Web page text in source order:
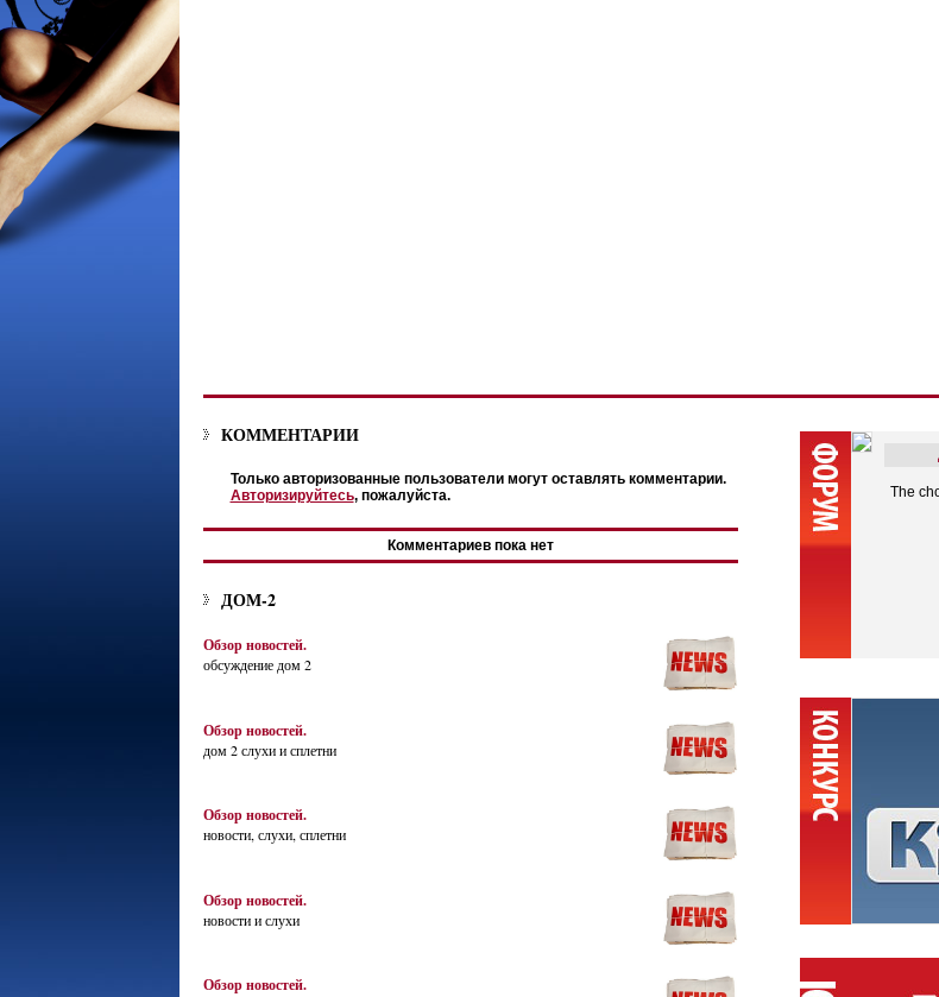
КОММЕНТАРИИ
Только авторизованные пользователи могут оставлять комментарии.
Авторизируйтесь, пожалуйста.
Комментариев пока нет
ДОМ-2
Обзор новостей.
обсуждение дом 2
Обзор новостей.
дом 2 слухи и сплетни
Обзор новостей.
новости, слухи, сплетни
Обзор новостей.
новости и слухи
Обзор новостей.
The